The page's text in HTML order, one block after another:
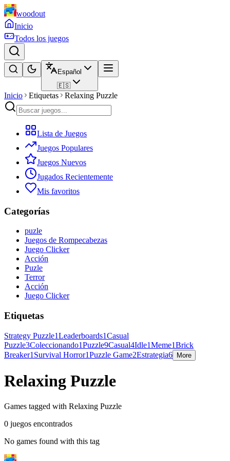
woodout
Inicio
Todos los juegos
Español
🇪🇸
Inicio Etiquetas Relaxing Puzzle
Lista de Juegos
Juegos Populares
Juegos Nuevos
Jugados Recientemente
Mis favoritos
Categorías
puzle
Juegos de Rompecabezas
Juego Clicker
Acción
Puzle
Terror
Acción
Juego Clicker
Etiquetas
Strategy Puzzle1Leaderboards1Casual
Puzzle3Coleccionando1Puzzle9Casual4Idle1Meme1Brick
Breaker1 Survival Horror1Puzzle Game2Estrategia6 More
Relaxing Puzzle
Games tagged with Relaxing Puzzle
0 juegos encontrados
No games found with this tag